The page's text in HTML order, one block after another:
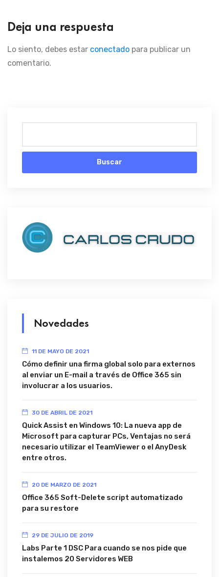
Deja una respuesta
Lo siento, debes estar conectado para publicar un
comentario.
Buscar
Novedades
11 DE MAYO DE 2021
Cómo definir una firma global solo para externos
al enviar un E-mail a través de Office 365 sin
involucrar a los usuarios.
30 DE ABRIL DE 2021
Quick Assist en Windows 10: La nueva app de
Microsoft para capturar PCs, Ventajas no será
necesario utilizar el TeamViewer o el AnyDesk
entre otros.
20 DE MARZO DE 2021
Office 365 Soft-Delete script automatizado
para su restore
29 DE JULIO DE 2019
Labs Parte 1 DSC Para cuando se nos pide que
instalemos 20 Servidores WEB